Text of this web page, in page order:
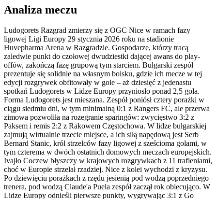
Analiza meczu
Ludogorets Razgrad zmierzy się z OGC Nice w ramach fazy
ligowej Ligi Europy 29 stycznia 2026 roku na stadionie
Huvepharma Arena w Razgradzie. Gospodarze, którzy tracą
zaledwie punkt do czołowej dwudziestki dającej awans do play-
offów, zakończą fazę grupową tym starciem. Bułgarski zespół
prezentuje się solidnie na własnym boisku, gdzie ich mecze w tej
edycji rozgrywek obfitowały w gole – aż dziesięć z jedenastu
spotkań Ludogorets w Lidze Europy przyniosło ponad 2,5 gola.
Forma Ludogorets jest mieszana. Zespół poniósł cztery porażki w
ciągu siedmiu dni, w tym minimalną 0:1 z Rangers FC, ale przerwa
zimowa pozwoliła na rozegranie sparingów: zwycięstwo 3:2 z
Paksem i remis 2:2 z Rakowem Częstochowa. W lidze bułgarskiej
zajmują wirtualnie trzecie miejsce, a ich siłą napędową jest Serb
Bernard Stanic, król strzelców fazy ligowej z sześcioma golami, w
tym czterema w dwóch ostatnich domowych meczach europejskich.
Ivajło Coczew błyszczy w krajowych rozgrywkach z 11 trafieniami,
choć w Europie strzelał rzadziej. Nice z kolei wychodzi z kryzysu.
Po dziewięciu porażkach z rzędu jesienią pod wodzą poprzedniego
trenera, pod wodzą Claude'a Puela zespół zaczął rok obiecująco. W
Lidze Europy odnieśli pierwsze punkty, wygrywając 3:1 z Go